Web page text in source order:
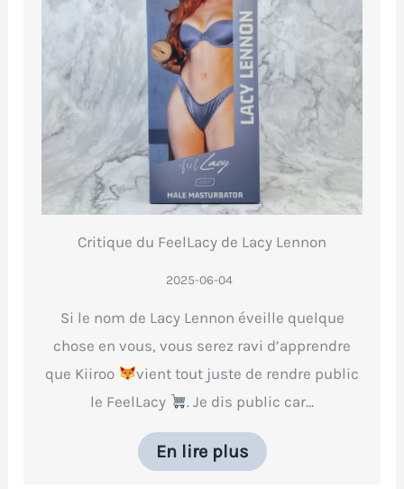
Critique du FeelLacy de Lacy Lennon
2025-06-04
Si le nom de Lacy Lennon éveille quelque
chose en vous, vous serez ravi d’apprendre
que Kiiroo
vient tout juste de rendre public
le FeelLacy
. Je dis public car…
En lire plus